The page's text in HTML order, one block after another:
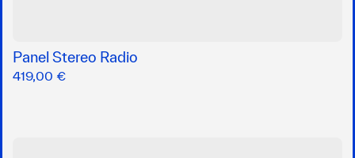
Panel Stereo Radio
419,00 €